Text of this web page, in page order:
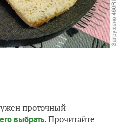
проточный
выбрать. Прочитайте